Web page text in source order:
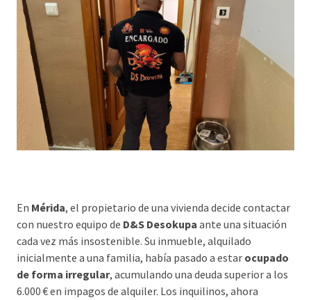
En Mérida, el propietario de una vivienda decide contactar
con nuestro equipo de D&S Desokupa ante una situación
cada vez más insostenible. Su inmueble, alquilado
inicialmente a una familia, había pasado a estar ocupado
de forma irregular, acumulando una deuda superior a los
6.000 € en impagos de alquiler. Los inquilinos, ahora